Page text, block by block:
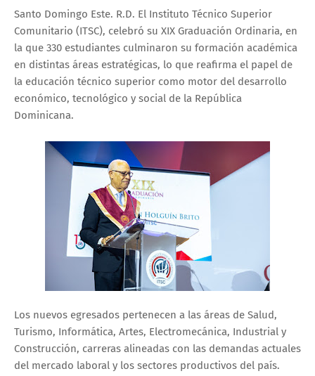
Santo Domingo Este. R.D. El Instituto Técnico Superior
Comunitario (ITSC), celebró su XIX Graduación Ordinaria, en
la que 330 estudiantes culminaron su formación académica
en distintas áreas estratégicas, lo que reafirma el papel de
la educación técnico superior como motor del desarrollo
económico, tecnológico y social de la República
Dominicana.
Los nuevos egresados pertenecen a las áreas de Salud,
Turismo, Informática, Artes, Electromecánica, Industrial y
Construcción, carreras alineadas con las demandas actuales
del mercado laboral y los sectores productivos del país.